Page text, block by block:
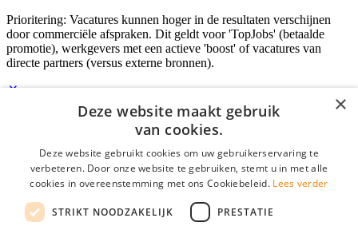
Prioritering: Vacatures kunnen hoger in de resultaten verschijnen
door commerciële afspraken. Dit geldt voor 'TopJobs' (betaalde
promotie), werkgevers met een actieve 'boost' of vacatures van
directe partners (versus externe bronnen).
Inloggen als bedrijf
E-mail*
Wachtwoord
login gegevens onthouden
×
Deze website maakt gebruik
van cookies.
Deze website gebruikt cookies om uw gebruikerservaring te
verbeteren. Door onze website te gebruiken, stemt u in met alle
cookies in overeenstemming met ons Cookiebeleid. Lees verder
STRIKT NOODZAKELIJK PRESTATIE